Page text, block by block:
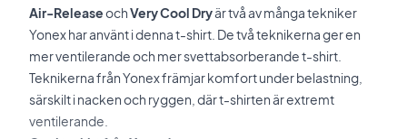
Air-ReleaseochVery Cool Dryär två av många tekniker
Yonex har använt i denna t-shirt. De två teknikerna ger en
mer ventilerande och mer svettabsorberande t-shirt.
Teknikerna från Yonex främjar komfort under belastning,
särskilt i nacken och ryggen, där t-shirten är extremt
ventilerande.